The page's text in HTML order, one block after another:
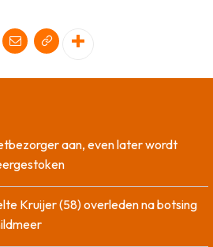
aan, even later wordt
Kruijer (58) overleden na botsing